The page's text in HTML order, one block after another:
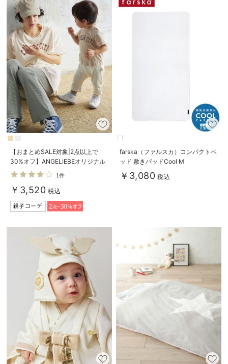
【おまとめSALE対象|2点以上で
30%オフ】ANGELIEBEオリジナル
異素材ドッキングロゴロンパース
1件
￥3,520 税込
farska（ファルスカ）コンパクトベ
ッド 敷きパッドCool M
￥3,080 税込